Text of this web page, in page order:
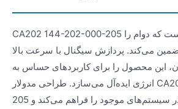
CA202 144-202-000-205 دارای ساختار مقاوم است که دوام را
می‌کند. پردازش سیگنال با سرعت بالا
این محصول را برای کاربردهای حساس به
انرژی ایده‌آل می‌سازد. طراحی مدولار CA202 144-202-000-
205 امکان ادغام آسان در سیستم‌های موجود را فراهم می‌کند و